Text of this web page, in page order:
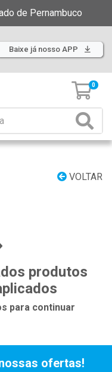
de Pernambuco
Baixe já nosso APP
0
VOLTAR
produtos
para continuar
ofertas!